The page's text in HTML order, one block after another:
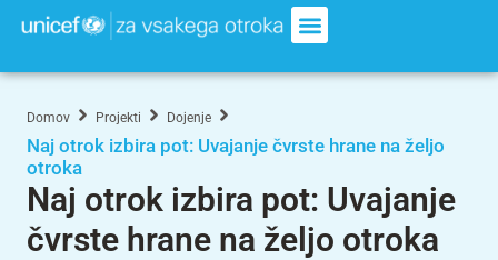
Domov Projekti Dojenje
Naj otrok izbira pot: Uvajanje čvrste hrane na željo
otroka
Naj otrok izbira pot: Uvajanje
čvrste hrane na željo otroka